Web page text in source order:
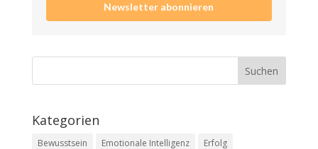
Newsletter abonnieren
Kategorien
Bewusstsein Emotionale Intelligenz
Erfolg